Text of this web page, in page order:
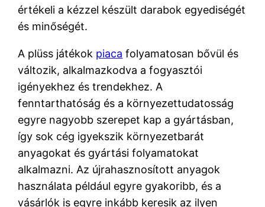
értékeli a kézzel készült darabok egyediségét
és minőségét.
A plüss játékok piaca folyamatosan bővül és
változik, alkalmazkodva a fogyasztói
igényekhez és trendekhez. A
fenntarthatóság és a környezettudatosság
egyre nagyobb szerepet kap a gyártásban,
így sok cég igyekszik környezetbarát
anyagokat és gyártási folyamatokat
alkalmazni. Az újrahasznosított anyagok
használata például egyre gyakoribb, és a
vásárlók is egyre inkább keresik az ilyen